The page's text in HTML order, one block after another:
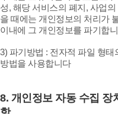
성, 해당 서비스의 폐지, 사업
을 때에는 개인정보의 처리가
이내에 그 개인정보를 파기합
3) 파기방법 : 전자적 파일 형
방법을 사용합니다
8. 개인정보 자동 수집 장